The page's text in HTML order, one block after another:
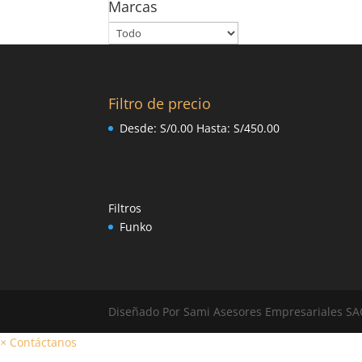
Marcas
Filtro de precio
Desde:S/0.00 Hasta:S/450.00
Filtros
Funko
Diseñado Por Sami Asesores Empresariales
× Contáctanos